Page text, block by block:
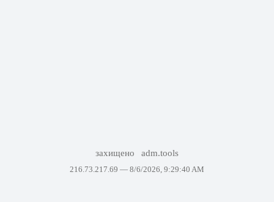
захищено adm.tools
216.73.217.69 — 8/6/2026, 9:29:40 AM